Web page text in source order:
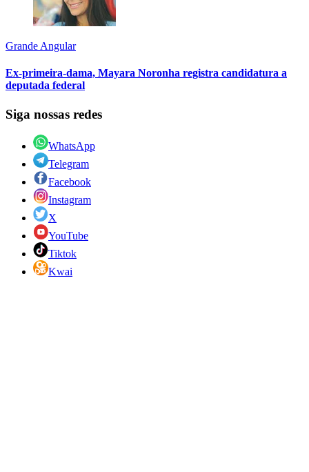
Grande Angular
Ex-primeira-dama, Mayara Noronha registra candidatura a
deputada federal
Siga nossas redes
WhatsApp
Telegram
Facebook
Instagram
X
YouTube
Tiktok
Kwai